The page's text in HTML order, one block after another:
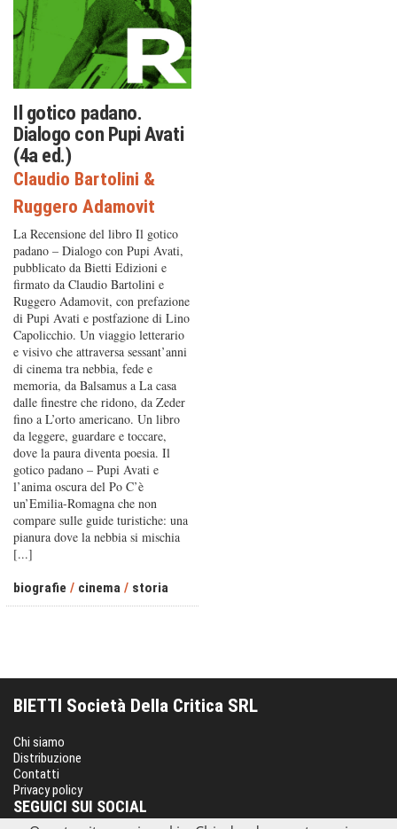
Il gotico padano.
Dialogo con Pupi Avati
(4a ed.)
Claudio Bartolini &
Ruggero Adamovit
La Recensione del libro Il gotico
padano – Dialogo con Pupi Avati,
pubblicato da Bietti Edizioni e
firmato da Claudio Bartolini e
Ruggero Adamovit, con prefazione
di Pupi Avati e postfazione di Lino
Capolicchio. Un viaggio letterario
e visivo che attraversa sessant’anni
di cinema tra nebbia, fede e
memoria, da Balsamus a La casa
dalle finestre che ridono, da Zeder
fino a L’orto americano. Un libro
da leggere, guardare e toccare,
dove la paura diventa poesia. Il
gotico padano – Pupi Avati e
l’anima oscura del Po C’è
un’Emilia-Romagna che non
compare sulle guide turistiche: una
pianura dove la nebbia si mischia
[...]
biografie / cinema / storia
BIETTI Società Della Critica SRL
Chi siamo
Distribuzione
Contatti
Privacy policy
SEGUICI SUI SOCIAL